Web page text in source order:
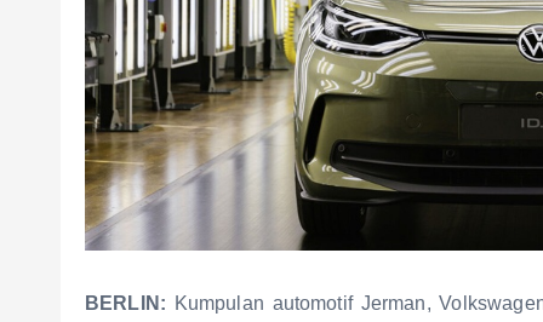
BERLIN: Kumpulan automotif Jerman,